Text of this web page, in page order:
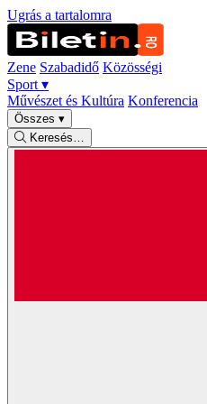
Ugrás a tartalomra
Zene Szabadidő Közösségi
Sport ▾
Művészet és Kultúra Konferencia
Összes ▾
Keresés…